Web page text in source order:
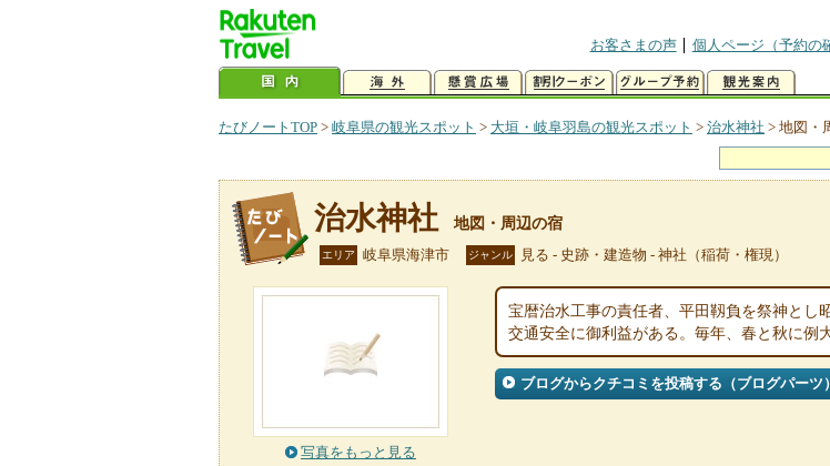
お客さまの声
個人ページ（予約の
たびノートTOP > 岐阜県の観光スポット > 大垣・岐阜羽島の観光スポット > 治水神社 > 地図・
治水神社 地図・周辺の宿
エリア 岐阜県海津市 ジャンル 見る - 史跡・建造物 - 神社（稲荷・権現）
写真をもっと見る
宝暦治水工事の責任者、平田靱負を祭神とし
交通安全に御利益がある。毎年、春と秋に例
ブログからクチコミを投稿する（ブログパーツ）